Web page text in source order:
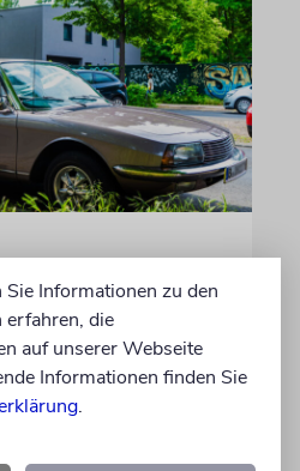
Hermlin sammelt
sie, statt sie nur in der
Ein Besuch in Pankow
Informationen zu den
erfahren, die
auf unserer Webseite
Informationen finden Sie
.